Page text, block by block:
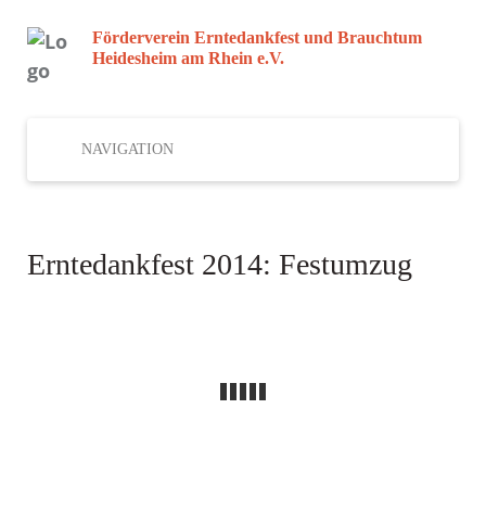
Förderverein Erntedankfest und Brauchtum
Heidesheim am Rhein e.V.
NAVIGATION
Erntedankfest 2014: Festumzug